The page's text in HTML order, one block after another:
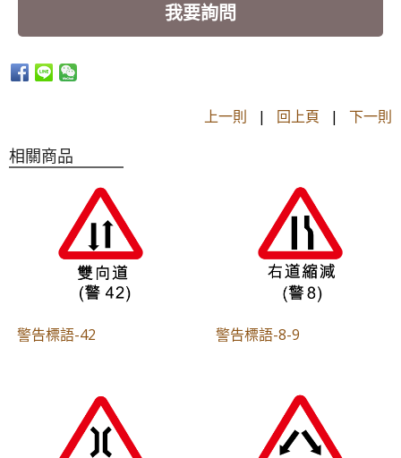
我要詢問
上一則 | 回上頁 | 下一則
相關商品
警告標語-42 警告標語-8-9